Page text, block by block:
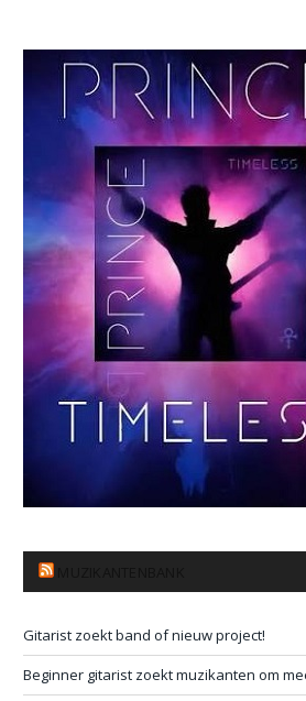
Gitarist zoekt band of nieuw project!
Beginner gitarist zoekt muzikanten om